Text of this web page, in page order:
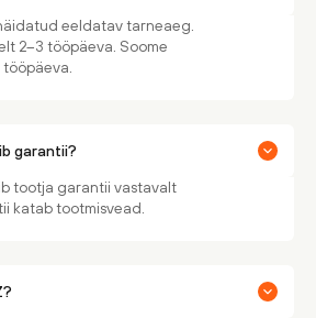
eeldatav tarneaeg.
2–3 tööpäeva. Soome
garantii?
tootja garantii vastavalt
katab tootmisvead.